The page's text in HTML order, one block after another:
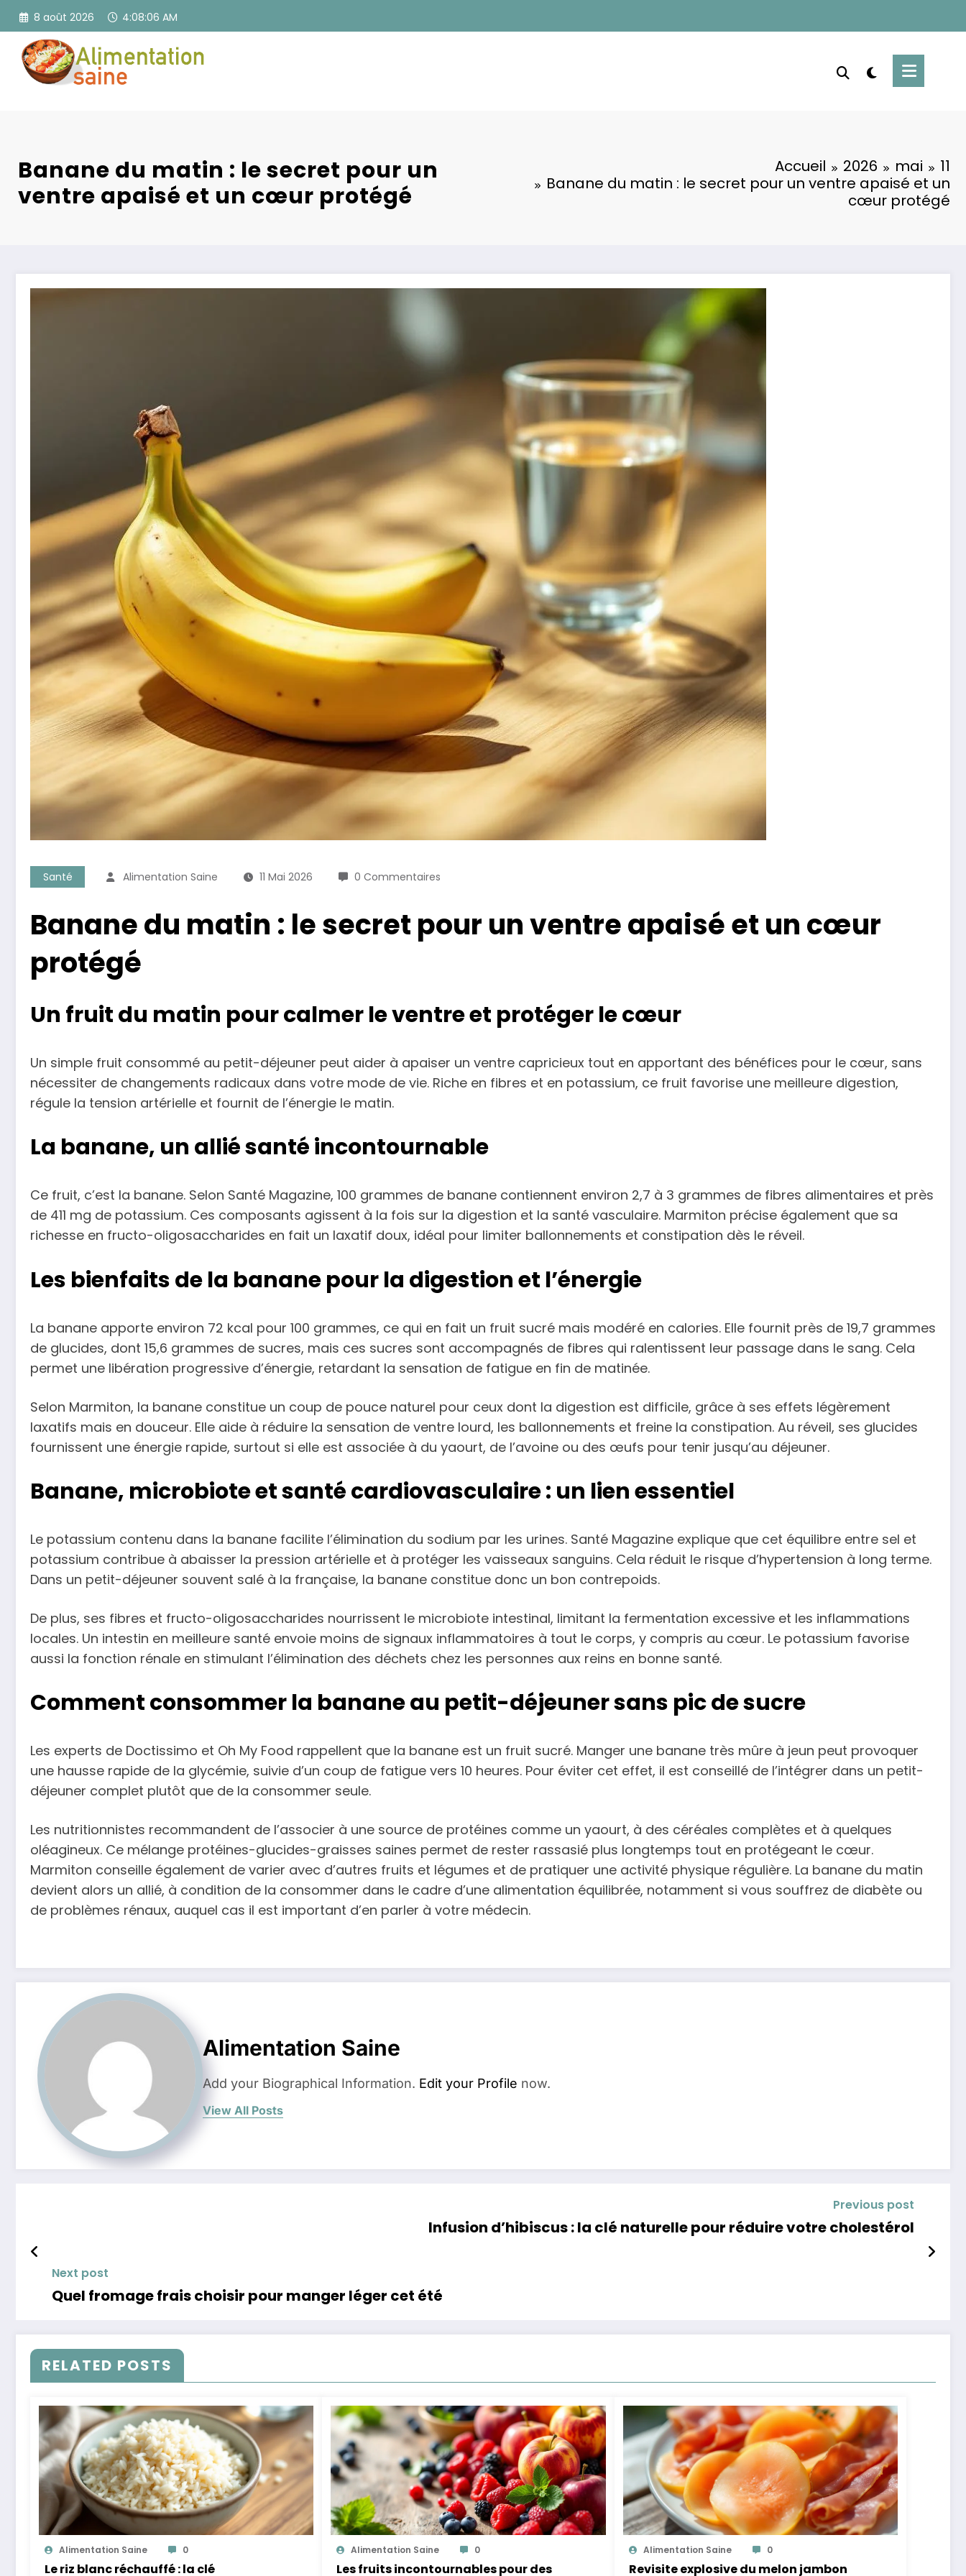
Aller
contenu
8 août 2026 4:08:07 AM
Banane du matin : le secret pour un
ventre apaisé et un cœur protégé
Accueil 2026 mai
11
Banane du matin : le secret pour un ventre apaisé et un
cœur protégé
Santé Alimentation Saine 11 Mai 2026 0 Commentaires
Banane du matin : le secret pour un ventre apaisé et un cœur
protégé
Un fruit du matin pour calmer le ventre et protéger le cœur
Un simple fruit consommé au petit-déjeuner peut aider à apaiser un ventre capricieux tout en apportant des bénéfices pour le cœur, sans
nécessiter de changements radicaux dans votre mode de vie. Riche en fibres et en potassium, ce fruit favorise une meilleure digestion,
régule la tension artérielle et fournit de l’énergie le matin.
La banane, un allié santé incontournable
Ce fruit, c’est la banane. Selon Santé Magazine, 100 grammes de banane contiennent environ 2,7 à 3 grammes de fibres alimentaires et près
de 411 mg de potassium. Ces composants agissent à la fois sur la digestion et la santé vasculaire. Marmiton précise également que sa
richesse en fructo-oligosaccharides en fait un laxatif doux, idéal pour limiter ballonnements et constipation dès le réveil.
Les bienfaits de la banane pour la digestion et l’énergie
La banane apporte environ 72 kcal pour 100 grammes, ce qui en fait un fruit sucré mais modéré en calories. Elle fournit près de 19,7 grammes
de glucides, dont 15,6 grammes de sucres, mais ces sucres sont accompagnés de fibres qui ralentissent leur passage dans le sang. Cela
permet une libération progressive d’énergie, retardant la sensation de fatigue en fin de matinée.
Selon Marmiton, la banane constitue un coup de pouce naturel pour ceux dont la digestion est difficile, grâce à ses effets légèrement
laxatifs mais en douceur. Elle aide à réduire la sensation de ventre lourd, les ballonnements et freine la constipation. Au réveil, ses glucides
fournissent une énergie rapide, surtout si elle est associée à du yaourt, de l’avoine ou des œufs pour tenir jusqu’au déjeuner.
Banane, microbiote et santé cardiovasculaire : un lien essentiel
Le potassium contenu dans la banane facilite l’élimination du sodium par les urines. Santé Magazine explique que cet équilibre entre sel et
potassium contribue à abaisser la pression artérielle et à protéger les vaisseaux sanguins. Cela réduit le risque d’hypertension à long terme.
Dans un petit-déjeuner souvent salé à la française, la banane constitue donc un bon contrepoids.
De plus, ses fibres et fructo-oligosaccharides nourrissent le microbiote intestinal, limitant la fermentation excessive et les inflammations
locales. Un intestin en meilleure santé envoie moins de signaux inflammatoires à tout le corps, y compris au cœur. Le potassium favorise
aussi la fonction rénale en stimulant l’élimination des déchets chez les personnes aux reins en bonne santé.
Comment consommer la banane au petit-déjeuner sans pic de sucre
Les experts de Doctissimo et Oh My Food rappellent que la banane est un fruit sucré. Manger une banane très mûre à jeun peut provoquer
une hausse rapide de la glycémie, suivie d’un coup de fatigue vers 10 heures. Pour éviter cet effet, il est conseillé de l’intégrer dans un petit-
déjeuner complet plutôt que de la consommer seule.
Les nutritionnistes recommandent de l’associer à une source de protéines comme un yaourt, à des céréales complètes et à quelques
oléagineux. Ce mélange protéines-glucides-graisses saines permet de rester rassasié plus longtemps tout en protégeant le cœur.
Marmiton conseille également de varier avec d’autres fruits et légumes et de pratiquer une activité physique régulière. La banane du matin
devient alors un allié, à condition de la consommer dans le cadre d’une alimentation équilibrée, notamment si vous souffrez de diabète ou
de problèmes rénaux, auquel cas il est important d’en parler à votre médecin.
Alimentation Saine
Add your Biographical Information. Edit your Profile now.
View All Posts
Previous post
Infusion d’hibiscus : la clé naturelle pour réduire votre cholestérol
Next post
Quel fromage frais choisir pour manger léger cet été
RELATED POSTS
Alimentation Saine 0
Le riz blanc réchauffé : la clé
Alimentation Saine 0
Les fruits incontournables pour des
Alimentation Saine 0
Revisite explosive du melon jambon